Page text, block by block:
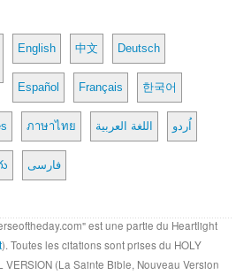
English 中文 Deutsch
Español Français 한국어
ภาษาไทย اللغة العربية اُردو
فارسی
est une partie du Heartlight
). Toutes les citations sont prises du HOLY
VERSION (La Sainte Bible, Nouveau Version